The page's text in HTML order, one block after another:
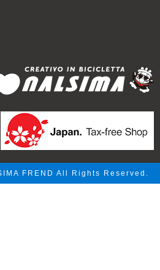
FREND All Rights Reserved.